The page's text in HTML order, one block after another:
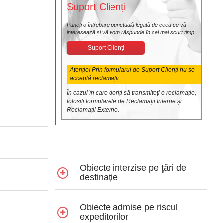
Suport Clienți
Puneți o întrebare punctuală legată de ceea ce vă
interesează și vă vom răspunde în cel mai scurt timp.
Suport Clienți
Atenție! Prin formularul de Suport Clienți nu se
acceptă reclamații.
În cazul în care doriți să transmiteți o reclamație,
folosiți formularele de Reclamații Interne și
Reclamații Externe.
Obiecte interzise pe ţări de
destinaţie
Obiecte admise pe riscul
expeditorilor